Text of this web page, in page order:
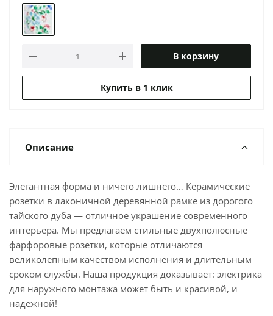
В корзину
Купить в 1 клик
Описание
Элегантная форма и ничего лишнего… Керамические
розетки в лаконичной деревянной рамке из дорогого
тайского дуба — отличное украшение современного
интерьера. Мы предлагаем стильные двухполюсные
фарфоровые розетки, которые отличаются
великолепным качеством исполнения и длительным
сроком службы. Наша продукция доказывает: электрика
для наружного монтажа может быть и красивой, и
надежной!